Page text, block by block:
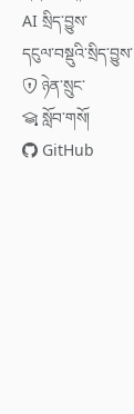
AI སྲིད་བྱུས་
དངུལ་བསྡུའི་སྲིད་བྱུས་
ཉེན་སྲུང་
སློབ་གསོ།
GitHub